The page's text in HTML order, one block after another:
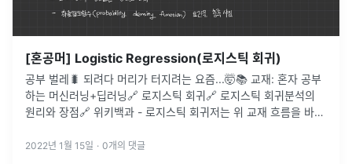
[혼공머] Logistic Regression(로지스틱 회귀)
공부 벌레🐛 되려다 머리가 터지려는 요즘...🤯📚 교재: 혼자 공부
하는 머신러닝+딥러닝🔗 로지스틱 회귀🔗 로지스틱 회귀분석의
원리와 장점🔗 위키백과 - 로지스틱 회귀저는 위 교재 흐름을 바탕
...
2022년 1월 15일 · 0개의 댓글